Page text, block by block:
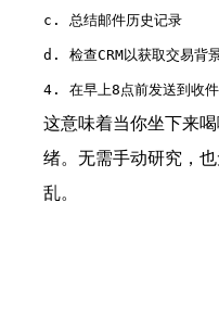
c. 总结邮件历史记录
d. 检查CRM以获取交易背
4. 在早上8点前发送到收
这意味着当你坐下来
绪。无需手动研究，
乱。